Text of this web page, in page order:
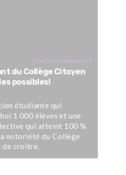
CONTENU COMMANDITÉ
du Collège Citoyen
possibles!
étudiante qui
1 000 élèves et une
qui atteint 100 %
notoriété du Collège
de croître.